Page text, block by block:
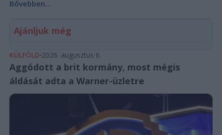
Bővebben...
Ajánljuk még
KÜLFÖLD 2026. augusztus 6.
Aggódott a brit kormány, most mégis
áldását adta a Warner-üzletre